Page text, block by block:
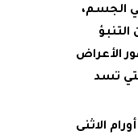
الجسم،
الأعراض
تسد
الاثنى